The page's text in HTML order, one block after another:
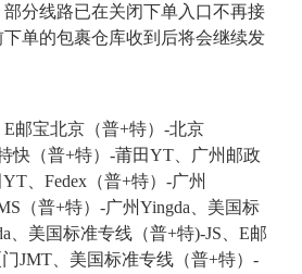
分线路已在关闭下单入口不再接
单的包裹仓库收到后将会继续发
邮宝北京（普+特）-北京
快（普+特）-莆田YT、广州邮政
、Fedex（普+特）-广州
（普+特）-广州Yingda、美国标
、美国标准专线（普+特)-JS、E邮
JMT、美国标准专线（普+特）-